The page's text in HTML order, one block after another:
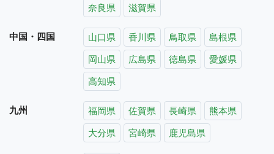
奈良県
滋賀県
中国・四国 山口県 香川県 鳥取県
島根県
岡山県
広島県 徳島県
愛媛県
高知県
九州 福岡県 佐賀県 長崎県
熊本県
大分県
宮崎県 鹿児島県